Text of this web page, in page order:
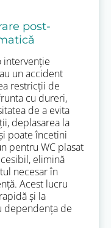
post-
intervenție
un accident
restricții de
cu dureri,
de a evita
deplasarea la
poate încetini
pentru WC plasat
elimină
necesar în
Acest lucru
și la
dependența de